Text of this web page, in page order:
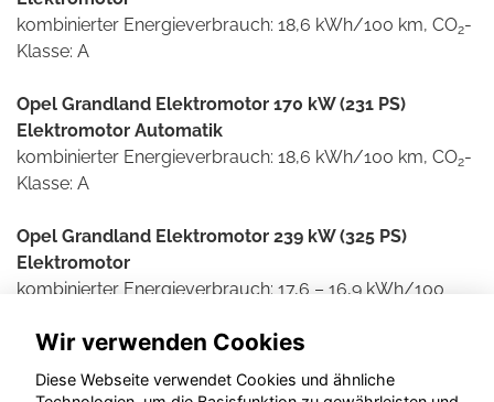
kombinierter Energieverbrauch: 18,6 kWh/100 km, CO2-
Klasse: A
Opel Grandland Elektromotor 170 kW (231 PS)
Elektromotor Automatik
kombinierter Energieverbrauch: 18,6 kWh/100 km, CO2-
Klasse: A
Opel Grandland Elektromotor 239 kW (325 PS)
Elektromotor
kombinierter Energieverbrauch: 17,6 – 16,9 kWh/100
Weitere Informationen zum offiziellen Kraftstoff- und
Stromverbrauch und den offiziellen spezifischen CO2-
Wir verwenden Cookies
Diese Webseite verwendet Cookies und ähnliche